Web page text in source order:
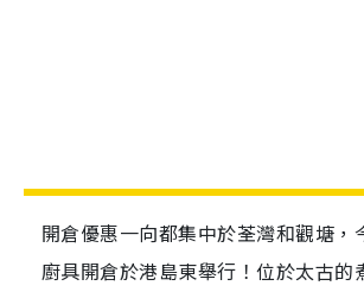
開倉優惠一向都集中於荃灣和觀塘，
廚具開倉於港島東舉行！位於太古的